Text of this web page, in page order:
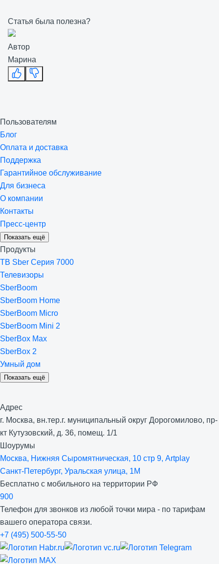
Статья была полезна?
Автор
Марина
Пользователям
Блог
Оплата и доставка
Поддержка
Гарантийное обслуживание
Для бизнеса
О компании
Контакты
Пресс-центр
Показать ещё
Продукты
ТВ Sber Серия 7000
Телевизоры
SberBoom
SberBoom Home
SberBoom Micro
SberBoom Mini 2
SberBox Max
SberBox 2
Умный дом
Показать ещё
Адрес
г. Москва, вн.тер.г. муниципальный округ Дорогомилово, пр-
кт Кутузовский, д. 36, помещ. 1/1
Шоурумы
Москва, Нижняя Сыро­мятническая, 10 стр 9, Artplay
Санкт-Петербург, Уральская улица, 1М
Бесплатно с мобильного на территории РФ
900
Телефон для звонков из любой точки мира - по тарифам
вашего оператора связи.
+7 (495) 500-55-50